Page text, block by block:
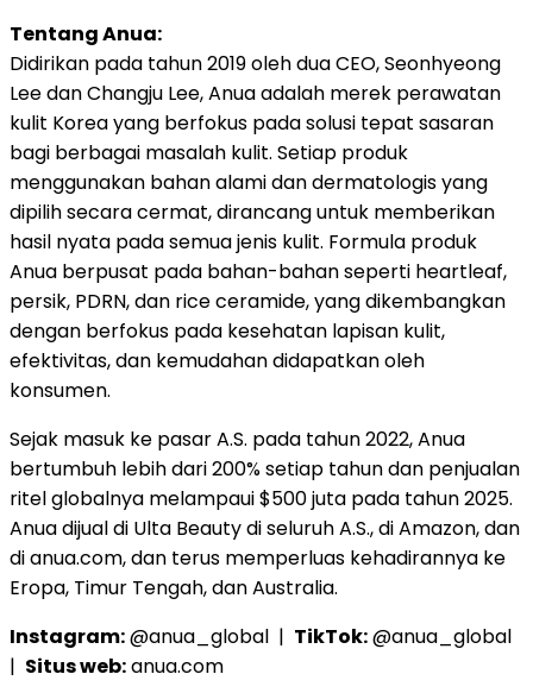
Tentang Anua:
Didirikan pada tahun 2019 oleh dua CEO, Seonhyeong
Lee dan Changju Lee, Anua adalah merek perawatan
kulit Korea yang berfokus pada solusi tepat sasaran
bagi berbagai masalah kulit. Setiap produk
menggunakan bahan alami dan dermatologis yang
dipilih secara cermat, dirancang untuk memberikan
hasil nyata pada semua jenis kulit. Formula produk
Anua berpusat pada bahan-bahan seperti heartleaf,
persik, PDRN, dan rice ceramide, yang dikembangkan
dengan berfokus pada kesehatan lapisan kulit,
efektivitas, dan kemudahan didapatkan oleh
konsumen.
Sejak masuk ke pasar A.S. pada tahun 2022, Anua
bertumbuh lebih dari 200% setiap tahun dan penjualan
ritel globalnya melampaui $500 juta pada tahun 2025.
Anua dijual di Ulta Beauty di seluruh A.S., di Amazon, dan
di anua.com, dan terus memperluas kehadirannya ke
Eropa, Timur Tengah, dan Australia.
Instagram:@anua_global | TikTok:@anua_global
| Situs web:anua.com